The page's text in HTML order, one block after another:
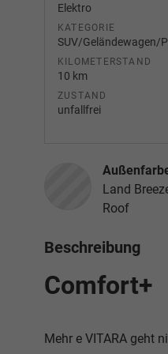
Elektro
KATEGORIE
SUV/Geländewagen/
KILOMETERSTAND
10 km
ZUSTAND
unfallfrei
Land
Roof
Beschreibung
Comfort+
Mehr e VITARA geht